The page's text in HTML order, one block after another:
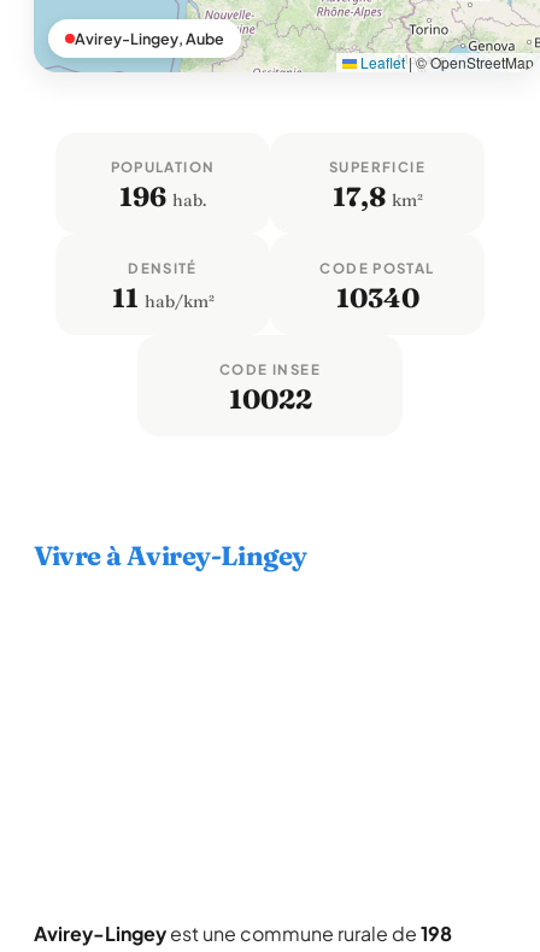
Leaflet |© OpenStreetMap
Avirey-Lingey, Aube
POPULATION
196 hab.
SUPERFICIE
17,8 km²
DENSITÉ
11 hab/km²
CODE POSTAL
10340
CODE INSEE
10022
Vivre à Avirey-Lingey
Avirey-Lingeyest une commune rurale de198